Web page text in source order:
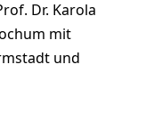
Dr. Karola
mit
und